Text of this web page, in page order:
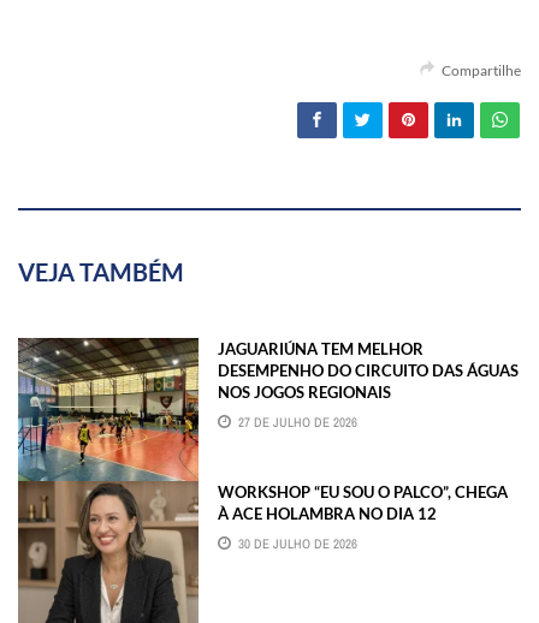
Compartilhe
VEJA TAMBÉM
JAGUARIÚNA TEM MELHOR
DESEMPENHO DO CIRCUITO DAS ÁGUAS
NOS JOGOS REGIONAIS
27 DE JULHO DE 2026
WORKSHOP “EU SOU O PALCO”, CHEGA
À ACE HOLAMBRA NO DIA 12
30 DE JULHO DE 2026